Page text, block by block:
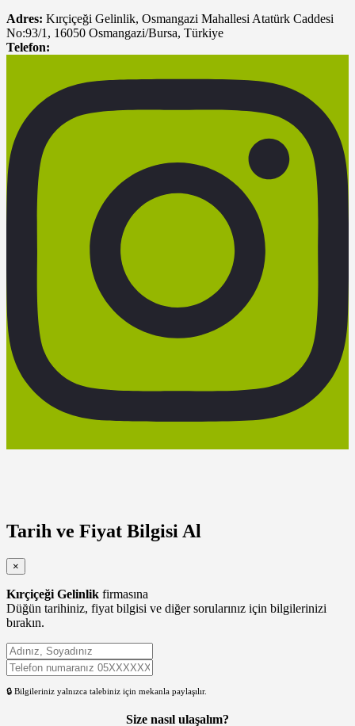
Adres: Kırçiçeği Gelinlik, Osmangazi Mahallesi Atatürk Caddesi
No:93/1, 16050 Osmangazi/Bursa, Türkiye
Telefon:
Tarih ve Fiyat Bilgisi Al
×
Kırçiçeği Gelinlik firmasına
Düğün tarihiniz, fiyat bilgisi ve diğer sorularınız için bilgilerinizi
bırakın.
🔒 Bilgileriniz yalnızca talebiniz için mekanla paylaşılır.
Size nasıl ulaşalım?